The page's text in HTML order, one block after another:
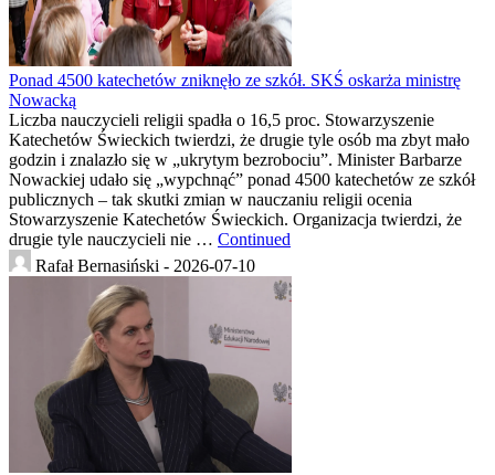
Ponad 4500 katechetów zniknęło ze szkół. SKŚ oskarża ministrę
Nowacką
Liczba nauczycieli religii spadła o 16,5 proc. Stowarzyszenie
Katechetów Świeckich twierdzi, że drugie tyle osób ma zbyt mało
godzin i znalazło się w „ukrytym bezrobociu”. Minister Barbarze
Nowackiej udało się „wypchnąć” ponad 4500 katechetów ze szkół
publicznych – tak skutki zmian w nauczaniu religii ocenia
Stowarzyszenie Katechetów Świeckich. Organizacja twierdzi, że
drugie tyle nauczycieli nie … Continued
Rafał Bernasiński - 2026-07-10